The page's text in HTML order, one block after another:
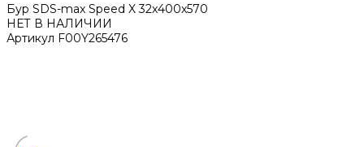
Бур SDS-max Speed X 32x400x570
НЕТ В НАЛИЧИИ
Артикул F00Y265476